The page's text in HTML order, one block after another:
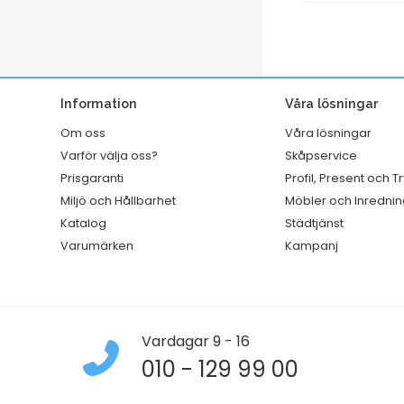
Information
Om oss
Varför välja oss?
Prisgaranti
Miljö och Hållbarhet
Katalog
Varumärken
Våra lösningar
Våra lösningar
Skåpservice
Profil, Present och
Möbler och
Städtjänst
Kampanj
Vardagar 9 - 16
010 - 129 99 00